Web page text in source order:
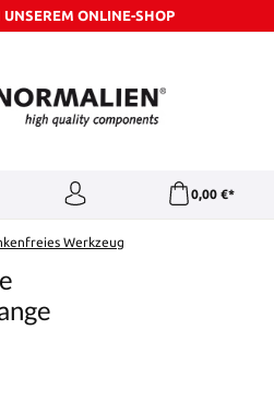
ONLINE-SHOP
0,00 €*
Werkzeug